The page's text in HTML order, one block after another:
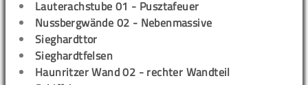
Lauterachstube 01 - Pusztafeuer
Nussbergwände 02 - Nebenmassive
Sieghardttor
Sieghardtfelsen
Haunritzer Wand 02 - rechter Wandteil